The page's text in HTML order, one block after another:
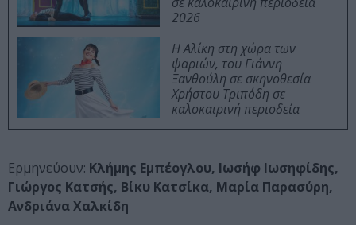
2026
Η Αλίκη στη χώρα των
ψαριών, του Γιάννη
Ξανθούλη σε σκηνοθεσία
Χρήστου Τριπόδη σε
καλοκαιρινή περιοδεία
Ερμηνεύουν: Κλήμης Εμπέογλου, Ιωσήφ Ιωσηφίδης,
Γιώργος Κατσής, Βίκυ Κατσίκα, Μαρία Παρασύρη,
Ανδριάνα Χαλκίδη